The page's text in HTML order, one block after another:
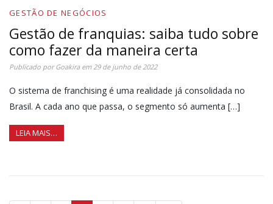
GESTÃO DE NEGÓCIOS
Gestão de franquias: saiba tudo sobre
como fazer da maneira certa
Publicado porGoakiraem 29 de junho de 2022
O sistema de franchising é uma realidade já consolidada no
Brasil. A cada ano que passa, o segmento só aumenta […]
LEIA MAIS…